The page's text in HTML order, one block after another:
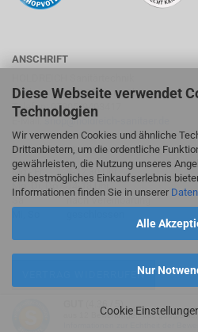
Diese Webseite verwendet
Technologien
Wir verwenden Cookies und ähnliche
Drittanbietern, um die ordentliche
gewährleisten, die Nutzung unseres
ein bestmögliches Einkaufserlebnis
Informationen finden Sie in unserer
Alle
Nur
Cookie
ANSCHRIFT
Suhlweg 24, 74595 Langenburg
Telefon: 07905/9403417
E-Mail:shop@holdreich-sanitaer.de
ÖFFNUNGSZEITEN FACHMARKT
Mo - Fr
9-12:30 Uhr
Mo, Di, Do
14-18 Uhr
Sa
nach Vereinbarung
VERTRAG WIDERRUFEN
by
(4.36 / 5)
Bewertungen bei: